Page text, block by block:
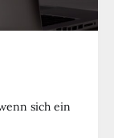
sich ein